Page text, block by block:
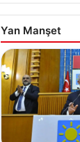
Yan Manşet